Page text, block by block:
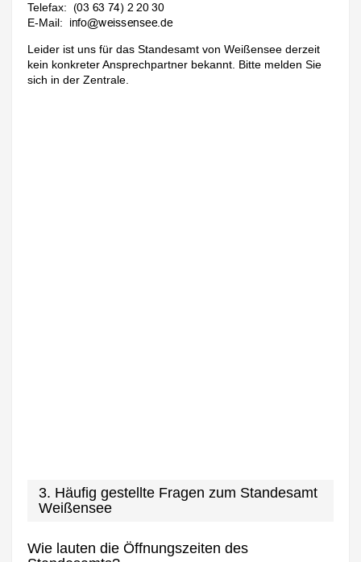
Telefax:
E-Mail:
Leider ist uns für das Standesamt von Weißensee derzeit
kein konkreter Ansprechpartner bekannt. Bitte melden Sie
sich in der Zentrale.
3. Häufig gestellte Fragen zum Standesamt
Weißensee
Wie lauten die Öffnungszeiten des